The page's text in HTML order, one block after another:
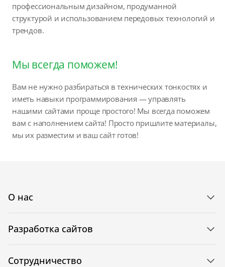
профессиональным дизайном, продуманной
структурой и использованием передовых технологий и
трендов.
Мы всегда поможем!
Вам не нужно разбираться в технических тонкостях и
иметь навыки программирования — управлять
нашими сайтами проще простого! Мы всегда поможем
вам с наполнением сайта! Просто пришлите материалы,
мы их разместим и ваш сайт готов!
О нас
Разработка сайтов
Сотрудничество